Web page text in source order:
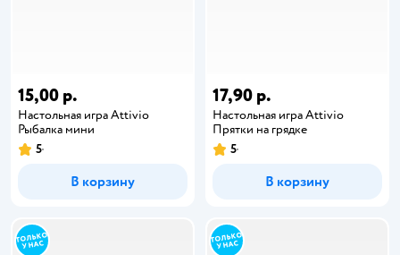
15,00 р.
Настольная игра Attivio
Рыбалка мини
5
В корзину
17,90 р.
Настольная игра Attivio
Прятки на грядке
5
В корзину